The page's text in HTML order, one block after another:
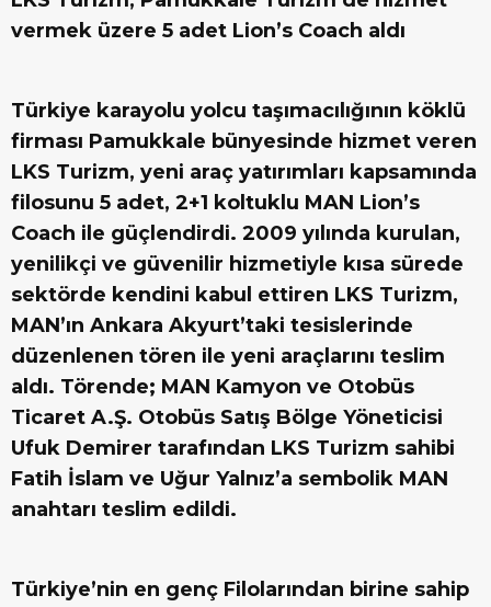
vermek üzere 5 adet Lion’s Coach aldı
Türkiye karayolu yolcu taşımacılığının köklü
firması Pamukkale bünyesinde hizmet veren
LKS Turizm, yeni araç yatırımları kapsamında
filosunu 5 adet, 2+1 koltuklu MAN Lion’s
Coach ile güçlendirdi. 2009 yılında kurulan,
yenilikçi ve güvenilir hizmetiyle kısa sürede
sektörde kendini kabul ettiren LKS Turizm,
MAN’ın Ankara Akyurt’taki tesislerinde
düzenlenen tören ile yeni araçlarını teslim
aldı. Törende; MAN Kamyon ve Otobüs
Ticaret A.Ş. Otobüs Satış Bölge Yöneticisi
Ufuk Demirer tarafından LKS Turizm sahibi
Fatih İslam ve Uğur Yalnız’a sembolik MAN
anahtarı teslim edildi.
Türkiye’nin en genç Filolarından birine sahip